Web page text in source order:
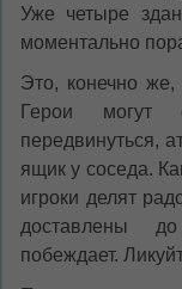
Уже четыре
моментально
Это, конечно же,
Герои могут
передвинуться,
ящик у соседа.
игроки делят
доставлены
побеждает.